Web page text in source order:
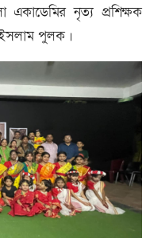
একাডেমির নৃত্য প্রশিক্ষক
ইসলাম পুলক।